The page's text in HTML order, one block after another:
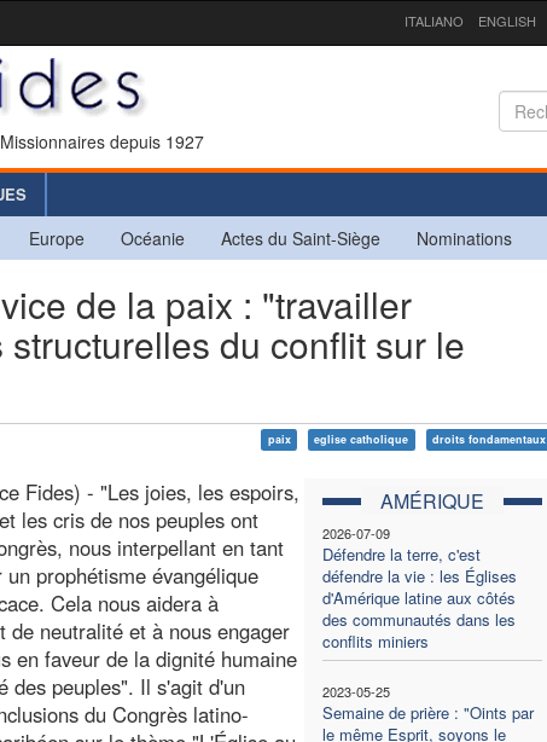
ITALIANO ENGLISH
depuis 1927
Europe Océanie Actes du Saint-Siège Nominations
de la paix : "travailler
du conflit sur le
paix eglise catholique droits fondamentaux
AMÉRIQUE
2026-07-09
Défendre la terre, c'est
défendre la vie : les Églises
d'Amérique latine aux côtés
des communautés dans les
conflits miniers
2023-05-25
Semaine de prière : "Oints par
le même Esprit, soyons le
Fides) - "Les joies, les espoirs,
les cris de nos peuples ont
nous interpellant en tant
un prophétisme évangélique
Cela nous aidera à
de neutralité et à nous engager
en faveur de la dignité humaine
des peuples". Il s'agit d'un
du Congrès latino-